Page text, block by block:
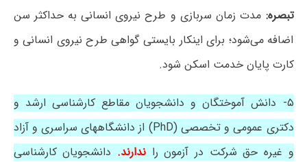
تبصره: مدت زمان سربازی و طرح نیروی انسانی به حداکثر سن
اضافه می‌شود؛ برای اینکار بایستی گواهی طرح نیروی انسانی و
کارت پایان خدمت اسکن شود.
۵- دانش آموختگان و دانشجویان مقاطع کارشناسی ارشد و
دکتری عمومی و تخصصی (PhD) از دانشگاههای سراسری و آزاد
و غیره حق شرکت در آزمون راندارند. دانشجویان کارشناسی